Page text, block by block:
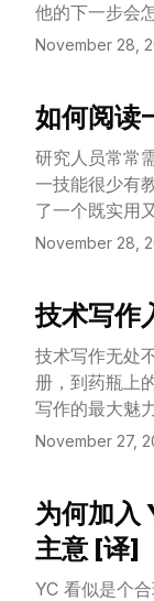
他的下一步会
November 28,
如何阅读
研究人员常常
一技能很少有
了一个既实用
学术论文，并
November 28,
View Article
技术写作
技术写作无处
册，到药瓶上
写作的最大魅
简洁的方式呈
November 27,
View Article
为何加
主意 [译]
YC 看似是个
View Article